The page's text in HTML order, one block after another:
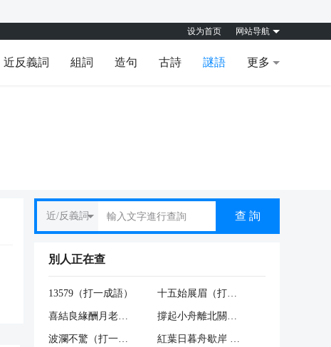
设为首页 网站导航
近反義詞 組詞 造句 古詩 謎語 更多
近/反義詞 查 詢
別人正在查
13579（打一成語） 十五始展眉（打一電視劇名）
喜結良緣酬月老（打一探驪格） 撐起小舟離北關（打一字謎）
波瀾不驚（打一中藥名） 紅葉日暮舟歇岸 （唐詩目一）